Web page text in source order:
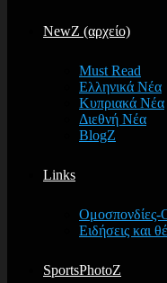
NewZ (αρχείο)
Must Read
Ελληνικά Νέα
Κυπριακά Νέα
Διεθνή Νέα
BlogZ
Links
Ομοσπονδίες-
Ειδήσεις και
SportsPhotoZ